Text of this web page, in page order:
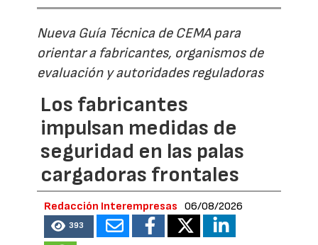
Nueva Guía Técnica de CEMA para
orientar a fabricantes, organismos de
evaluación y autoridades reguladoras
Los fabricantes
impulsan medidas de
seguridad en las palas
cargadoras frontales
Redacción Interempresas 06/08/2026
393